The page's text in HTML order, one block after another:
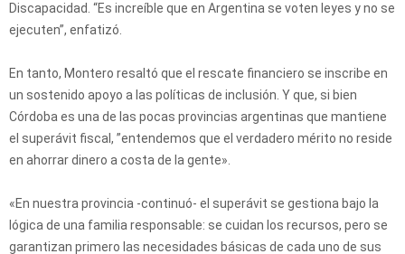
Discapacidad. “Es increíble que en Argentina se voten leyes y no se
ejecuten”, enfatizó.
En tanto, Montero resaltó que el rescate financiero se inscribe en
un sostenido apoyo a las políticas de inclusión. Y que, si bien
Córdoba es una de las pocas provincias argentinas que mantiene
el superávit fiscal, ”entendemos que el verdadero mérito no reside
en ahorrar dinero a costa de la gente».
«En nuestra provincia -continuó- el superávit se gestiona bajo la
lógica de una familia responsable: se cuidan los recursos, pero se
garantizan primero las necesidades básicas de cada uno de sus